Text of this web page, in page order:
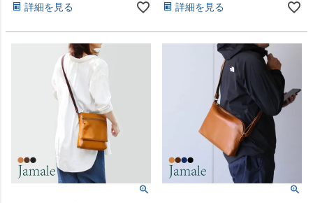
詳細を見る 詳細を見る